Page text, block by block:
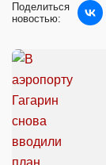
Поделиться
новостью: